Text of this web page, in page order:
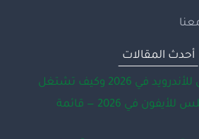
أحدث المقالات
2026 وكيف تشتغل
أفضل تطبيقات بلس للأيفون في 2026 — قائمة